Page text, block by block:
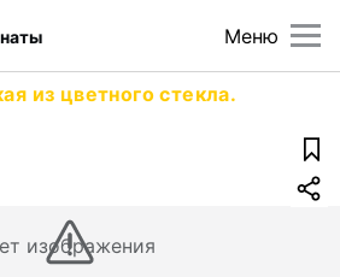
Меню
из цветного стекла.
изображения